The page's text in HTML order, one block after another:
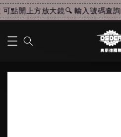
點開上方放大鏡🔍 輸入號碼查詢